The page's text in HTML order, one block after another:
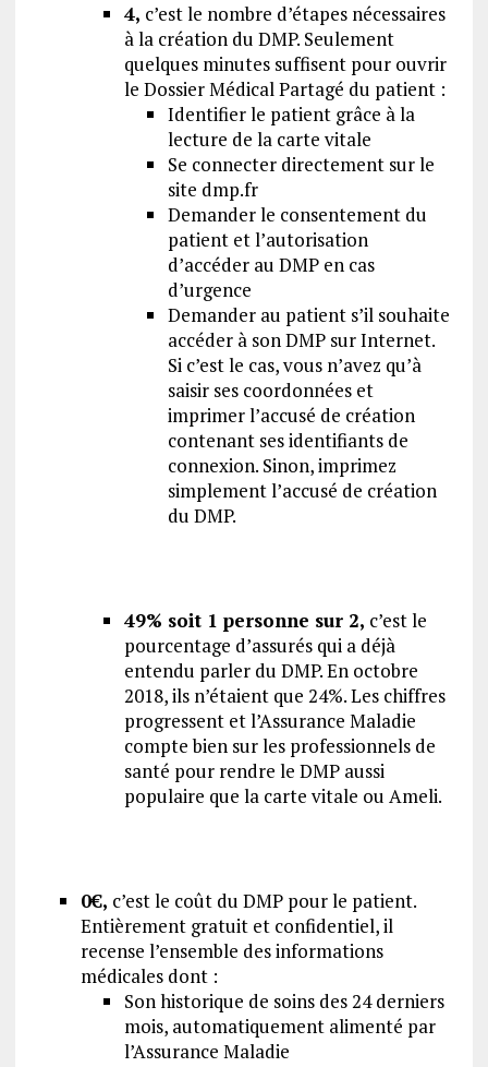
4, c’est le nombre d’étapes nécessaires
à la création du DMP. Seulement
quelques minutes suffisent pour ouvrir
le Dossier Médical Partagé du patient :
Identifier le patient grâce à la
lecture de la carte vitale
Se connecter directement sur le
site dmp.fr
Demander le consentement du
patient et l’autorisation
d’accéder au DMP en cas
d’urgence
Demander au patient s’il souhaite
accéder à son DMP sur Internet.
Si c’est le cas, vous n’avez qu’à
saisir ses coordonnées et
imprimer l’accusé de création
contenant ses identifiants de
connexion. Sinon, imprimez
simplement l’accusé de création
du DMP.
49% soit 1 personne sur 2, c’est le
pourcentage d’assurés qui a déjà
entendu parler du DMP. En octobre
2018, ils n’étaient que 24%. Les chiffres
progressent et l’Assurance Maladie
compte bien sur les professionnels de
santé pour rendre le DMP aussi
populaire que la carte vitale ou Ameli.
0€, c’est le coût du DMP pour le patient.
Entièrement gratuit et confidentiel, il
recense l’ensemble des informations
médicales dont :
Son historique de soins des 24 derniers
mois, automatiquement alimenté par
l’Assurance Maladie